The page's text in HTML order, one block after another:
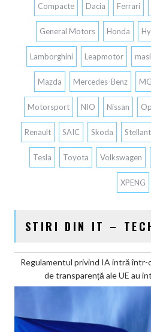
Compacte Dacia Ferrari
General Motors Honda
Lamborghini Leapmotor
Mazda Mercedes-Benz MG
Motorsport NIO Nissan
Renault SAIC Skoda
Tesla Toyota Volkswagen
XPENG
STIRI DIN IT –
Regulamentul privind IA intră într-
de transparență ale UE au